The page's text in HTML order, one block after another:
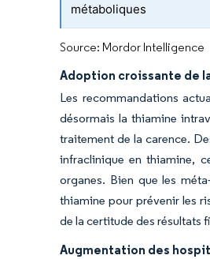
métaboliques
Source: Mordor Intelligence
Adoption croissante de
Les recommandations
désormais la thiamine
traitement de la carence.
infraclinique en thiamine,
organes. Bien que les
thiamine pour prévenir les
de la certitude des résultats
Augmentation des